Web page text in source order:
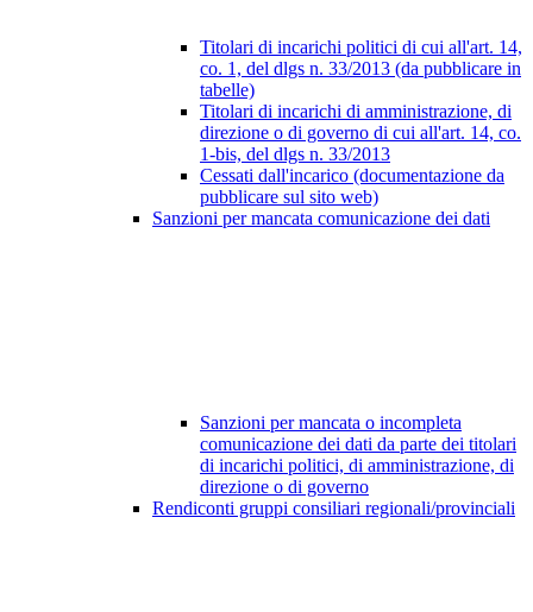
Titolari di incarichi politici di cui all'art. 14,
co. 1, del dlgs n. 33/2013 (da pubblicare in
tabelle)
Titolari di incarichi di amministrazione, di
direzione o di governo di cui all'art. 14, co.
1-bis, del dlgs n. 33/2013
Cessati dall'incarico (documentazione da
pubblicare sul sito web)
Sanzioni per mancata comunicazione dei dati
Sanzioni per mancata o incompleta
comunicazione dei dati da parte dei titolari
di incarichi politici, di amministrazione, di
direzione o di governo
Rendiconti gruppi consiliari regionali/provinciali